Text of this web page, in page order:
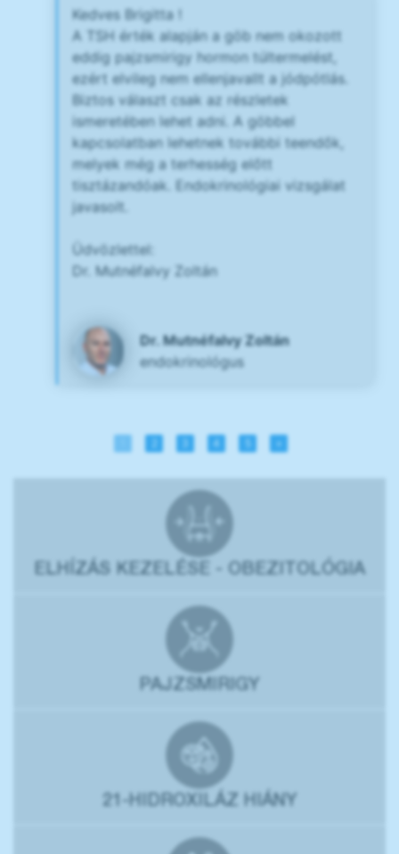
Kedves Brigitta !
A TSH érték alapján a göb nem okozott
eddig pajzsmirigy hormon túltermelést,
ezért elvileg nem ellenjavallt a jódpótlás.
Biztos választ csak az részletek
ismeretében lehet adni. A göbbel
kapcsolatban lehetnek további teendők,
melyek még a terhesség előtt
tisztázandóak. Endokrinológiai vizsgálat
javasolt.
Üdvözlettel:
Dr. Mutnéfalvy Zoltán
Dr. Mutnéfalvy Zoltán
endokrinológus
4 »
ELHÍZÁS KEZELÉSE - OBEZITOLÓGIA
PAJZSMIRIGY
21-HIDROXILÁZ HIÁNY